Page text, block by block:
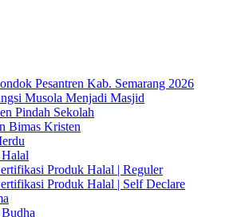
Pesantren Kab. Semarang 2026
Musola Menjadi Masjid
Pindah Sekolah
Bimas Kristen
Produk Halal | Reguler
Produk Halal | Self Declare